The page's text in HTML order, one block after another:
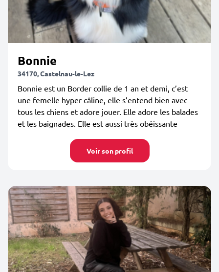
Bonnie
34170, Castelnau-le-Lez
Bonnie est un Border collie de 1 an et demi, c’est
une femelle hyper câline, elle s’entend bien avec
tous les chiens et adore jouer. Elle adore les balades
et les baignades. Elle est aussi très obéissante
Voir son profil